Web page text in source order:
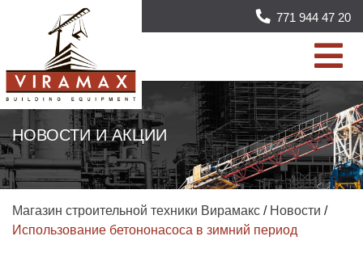
771 944 47 20
НОВОСТИ И АКЦИИ
Магазин строительной техники Вирамакс / Новости /
Использование бетононасоса в зимний период